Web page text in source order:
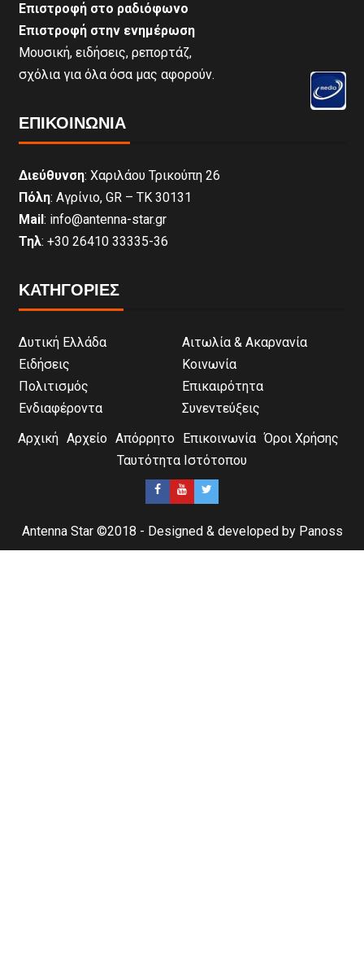
Επιστροφή στο ραδιόφωνο
Επιστροφή στην ενημέρωση
Μουσική, ειδήσεις, ρεπορτάζ,
σχόλια για όλα όσα μας αφορούν.
ΕΠΙΚΟΙΝΩΝΊΑ
Διεύθυνση: Χαριλάου Τρικούπη 26
Πόλη: Αγρίνιο, GR – ΤΚ 30131
Mail: info@antenna-star.gr
Τηλ: +30 26410 33335-36
ΚΑΤΗΓΟΡΙΕΣ
Δυτική Ελλάδα
Αιτωλία & Ακαρνανία
Ειδήσεις
Κοινωνία
Πολιτισμός
Επικαιρότητα
Ενδιαφέροντα
Συνεντεύξεις
Αρχική Αρχείο Απόρρητο Επικοινωνία Όροι Χρήσης
Ταυτότητα Ιστότοπου
Antenna Star ©2018 - Designed & developed by Panoss